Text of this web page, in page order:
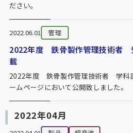
ださい。
2022.06.01 管理
2022年度 鉄骨製作管理技術者
載
2022年度 鉄骨製作管理技術者 学科
ームページにおいて公開致しました。
2022年04月